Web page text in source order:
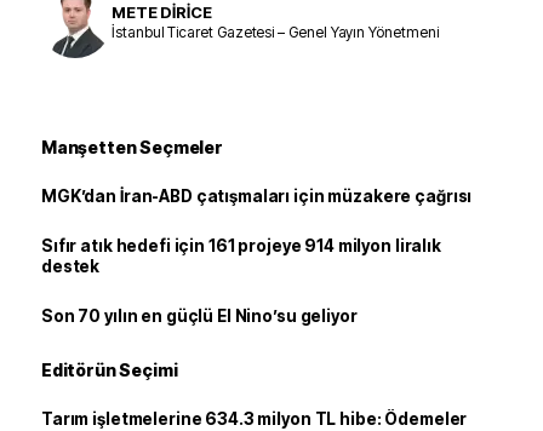
METE DİRİCE
İstanbul Ticaret Gazetesi – Genel Yayın Yönetmeni
Manşetten Seçmeler
MGK’dan İran-ABD çatışmaları için müzakere çağrısı
Sıfır atık hedefi için 161 projeye 914 milyon liralık
destek
Son 70 yılın en güçlü El Nino’su geliyor
Editörün Seçimi
Tarım işletmelerine 634.3 milyon TL hibe: Ödemeler